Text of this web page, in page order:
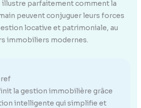
illustre parfaitement comment la
peuvent conjuguer leurs forces
locative et patrimoniale, au
immobiliers modernes.
la gestion immobilière grâce
intelligente qui simplifie et